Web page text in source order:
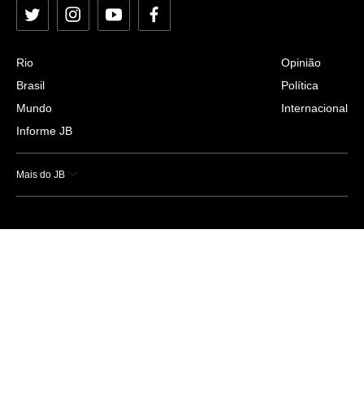
Twitter InstagramYouTubeFacebook
Rio
Brasil
Mundo
Informe JB
Opinião
Política
Internacional
Mais do JB
Esportes